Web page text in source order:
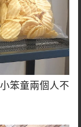
笨童兩個人不